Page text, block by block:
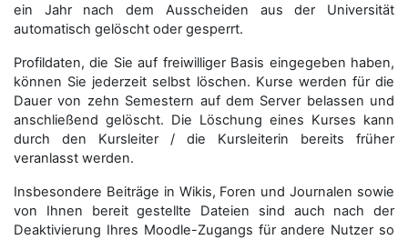
ein Jahr nach dem Ausscheiden aus der Universität
automatisch gelöscht oder gesperrt.
Profildaten, die Sie auf freiwilliger Basis eingegeben haben,
können Sie jederzeit selbst löschen. Kurse werden für die
Dauer von zehn Semestern auf dem Server belassen und
anschließend gelöscht. Die Löschung eines Kurses kann
durch den Kursleiter / die Kursleiterin bereits früher
veranlasst werden.
Insbesondere Beiträge in Wikis, Foren und Journalen sowie
von Ihnen bereit gestellte Dateien sind auch nach der
Deaktivierung Ihres Moodle-Zugangs für andere Nutzer so